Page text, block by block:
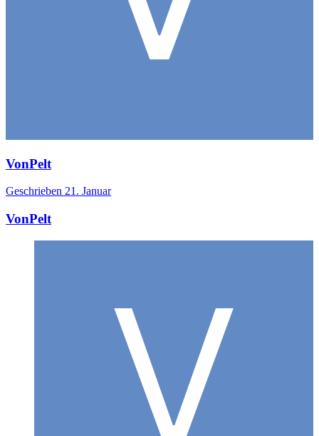
VonPelt
Geschrieben 21. Januar
VonPelt